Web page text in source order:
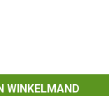
WINKELMAND